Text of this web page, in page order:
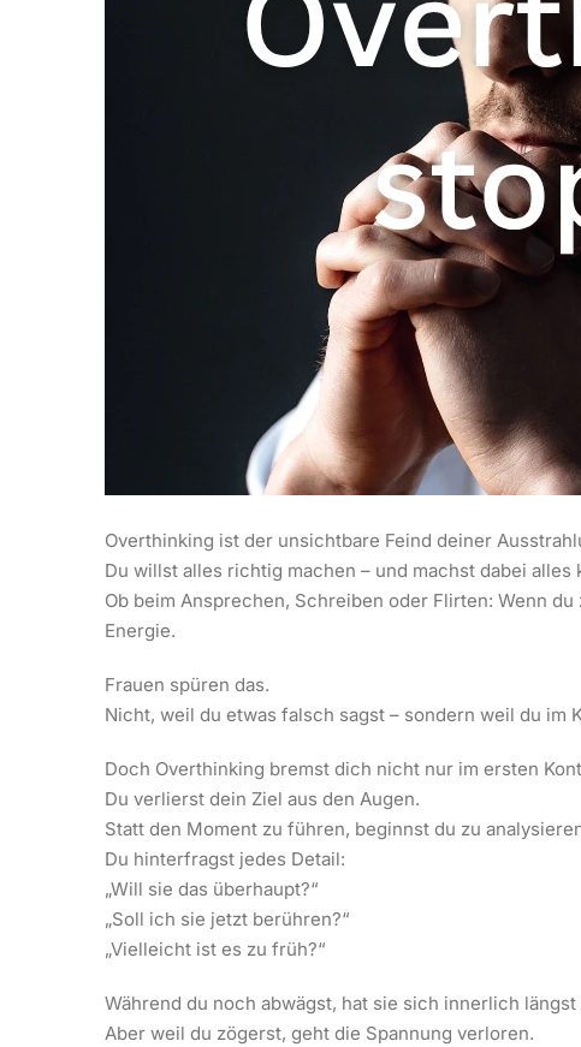
Overthinking ist der unsichtbare Feind deiner
Du willst alles richtig machen – und machst dabei alles
Ob beim Ansprechen, Schreiben oder Flirten: Wenn
Energie.
Frauen spüren das.
Nicht, weil du etwas falsch sagst – sondern weil du im
Doch Overthinking bremst dich nicht nur im ersten
Du verlierst dein Ziel aus den Augen.
Statt den Moment zu führen, beginnst du zu
Du hinterfragst jedes Detail:
„Will sie das überhaupt?“
„Soll ich sie jetzt berühren?“
„Vielleicht ist es zu früh?“
Während du noch abwägst, hat sie sich innerlich
Aber weil du zögerst, geht die Spannung verloren.